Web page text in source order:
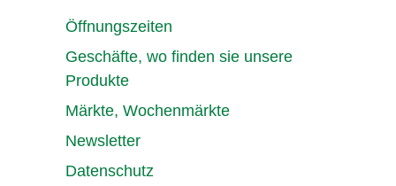
Öffnungszeiten
Geschäfte, wo finden sie unsere
Produkte
Märkte, Wochenmärkte
Newsletter
Datenschutz